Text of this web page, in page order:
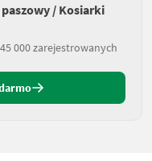
/ Kosiarki
000 zarejestrowanych